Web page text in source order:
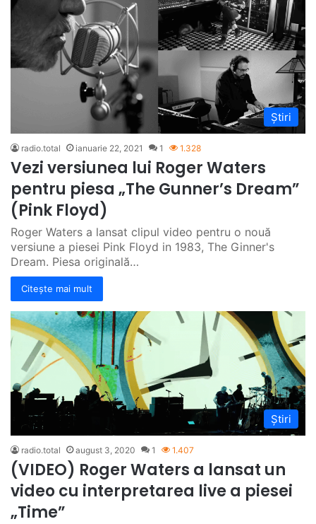
Știri
radio.total ianuarie 22, 2021 1 1.328
Vezi versiunea lui Roger Waters
pentru piesa „The Gunner’s Dream”
(Pink Floyd)
Roger Waters a lansat clipul video pentru o nouă
versiune a piesei Pink Floyd in 1983, The Ginner's
Dream. Piesa originală…
Citește mai mult
Știri
radio.total august 3, 2020 1 1.407
(VIDEO) Roger Waters a lansat un
video cu interpretarea live a piesei
„Time”